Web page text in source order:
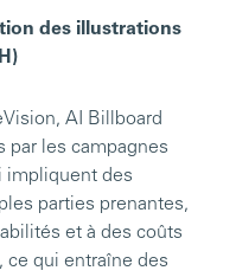
des illustrations
AI Billboard
par les campagnes
impliquent des
parties prenantes,
et à des coûts
ce qui entraîne des